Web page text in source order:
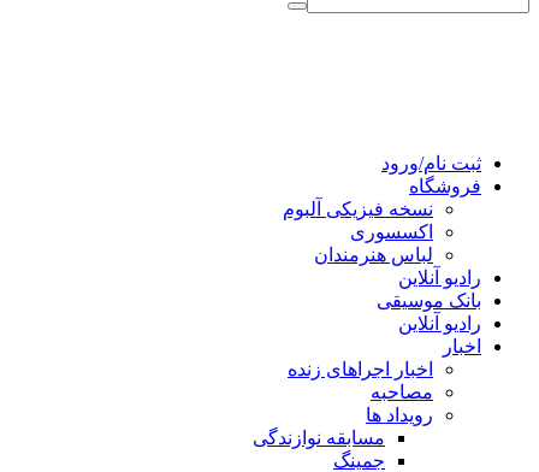
ثبت نام/ورود
فروشگاه
نسخه فیزیکی آلبوم
اکسسوری
لباس هنرمندان
رادیو آنلاین
بانک موسیقی
رادیو آنلاین
اخبار
اخبار اجراهای زنده
مصاحبه
رویداد ها
مسابقه نوازندگی
جمینگ